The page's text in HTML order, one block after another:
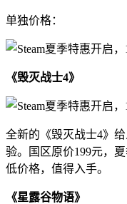
单独价格：
《毁灭战士4》
全新的《毁灭战士4》
验。国区原价199元，
低价格，值得入手。
《星露谷物语》